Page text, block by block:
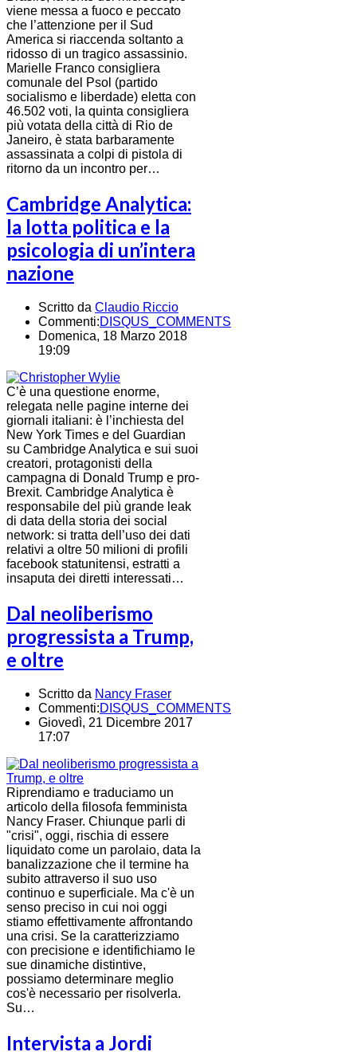
viene messa a fuoco e peccato
che l’attenzione per il Sud
America si riaccenda soltanto a
ridosso di un tragico assassinio.
Marielle Franco consigliera
comunale del Psol (partido
socialismo e liberdade) eletta con
46.502 voti, la quinta consigliera
più votata della città di Rio de
Janeiro, è stata barbaramente
assassinata a colpi di pistola di
ritorno da un incontro per…
Cambridge Analytica:
la lotta politica e la
psicologia di un’intera
nazione
Scritto da Claudio Riccio
Commenti:DISQUS_COMMENTS
Domenica, 18 Marzo 2018
19:09
C’è una questione enorme,
relegata nelle pagine interne dei
giornali italiani: è l’inchiesta del
New York Times e del Guardian
su Cambridge Analytica e sui suoi
creatori, protagonisti della
campagna di Donald Trump e pro-
Brexit. Cambridge Analytica è
responsabile del più grande leak
di data della storia dei social
network: si tratta dell’uso dei dati
relativi a oltre 50 milioni di profili
facebook statunitensi, estratti a
insaputa dei diretti interessati…
Dal neoliberismo
progressista a Trump,
e oltre
Scritto da Nancy Fraser
Commenti:DISQUS_COMMENTS
Giovedì, 21 Dicembre 2017
17:07
Riprendiamo e traduciamo un
articolo della filosofa femminista
Nancy Fraser. Chiunque parli di
"crisi", oggi, rischia di essere
liquidato come un parolaio, data la
banalizzazione che il termine ha
subito attraverso il suo uso
continuo e superficiale. Ma c'è un
senso preciso in cui noi oggi
stiamo effettivamente affrontando
una crisi. Se la caratterizziamo
con precisione e identifichiamo le
sue dinamiche distintive,
possiamo determinare meglio
cos'è necessario per risolverla.
Su…
Intervista a Jordi